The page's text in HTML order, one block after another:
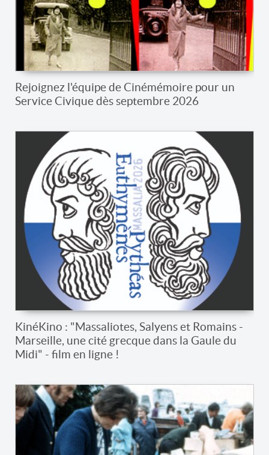
Rejoignez l'équipe de Cinémémoire pour un
Service Civique dès septembre 2026
KinéKino : "Massaliotes, Salyens et Romains -
Marseille, une cité grecque dans la Gaule du
Midi" - film en ligne !